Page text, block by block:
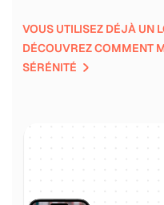
VOUS UTILISEZ DÉJÀ UN
DÉCOUVREZ COMMENT
SÉRÉNITÉ